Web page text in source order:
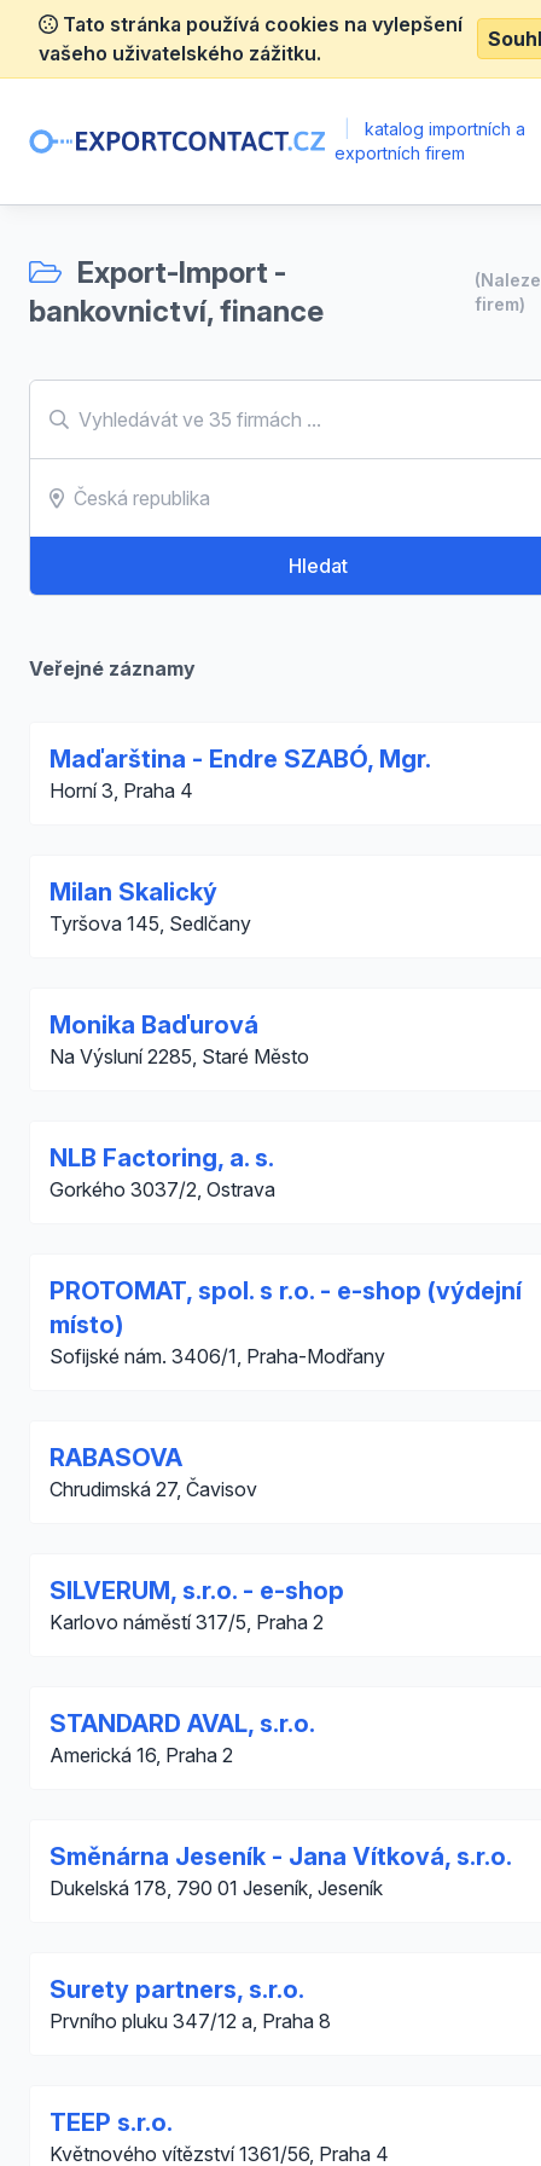
Tato stránka používá cookies na vylepšení
vašeho uživatelského zážitku.
katalog importních a
exportních firem
Export-Import -
bankovnictví, finance
firem)
Hledat
Veřejné záznamy
Maďarština - Endre SZABÓ, Mgr.
Horní 3, Praha 4
Milan Skalický
Tyršova 145, Sedlčany
Monika Baďurová
Na Výsluní 2285, Staré Město
NLB Factoring, a. s.
Gorkého 3037/2, Ostrava
PROTOMAT, spol. s r.o. - e-shop (výdejní
místo)
Sofijské nám. 3406/1, Praha-Modřany
RABASOVA
Chrudimská 27, Čavisov
SILVERUM, s.r.o. - e-shop
Karlovo náměstí 317/5, Praha 2
STANDARD AVAL, s.r.o.
Americká 16, Praha 2
Směnárna Jeseník - Jana Vítková, s.r.o.
Dukelská 178, 790 01 Jeseník, Jeseník
Surety partners, s.r.o.
Prvního pluku 347/12 a, Praha 8
TEEP s.r.o.
Květnového vítězství 1361/56, Praha 4